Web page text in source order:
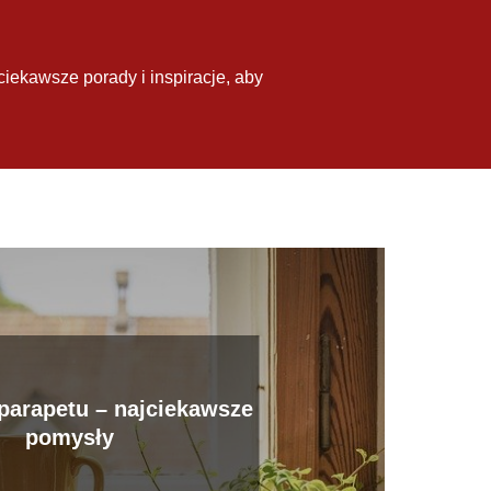
porady i inspiracje, aby
– najciekawsze
pomysły